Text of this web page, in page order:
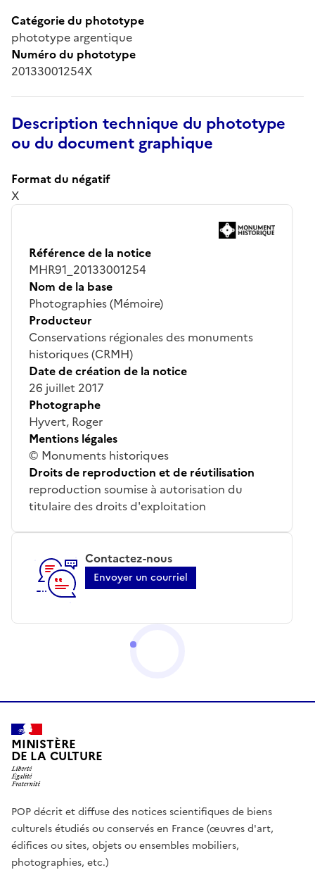
Catégorie du phototype
phototype argentique
Numéro du phototype
20133001254X
Description technique du phototype
ou du document graphique
Format du négatif
X
Référence de la notice
MHR91_20133001254
Nom de la base
Photographies (Mémoire)
Producteur
Conservations régionales des monuments
historiques (CRMH)
Date de création de la notice
26 juillet 2017
Photographe
Hyvert, Roger
Mentions légales
© Monuments historiques
Droits de reproduction et de réutilisation
reproduction soumise à autorisation du
titulaire des droits d'exploitation
Contactez-nous
Envoyer un courriel
MINISTÈRE
DE LA CULTURE
POP décrit et diffuse des notices scientifiques de biens
culturels étudiés ou conservés en France (œuvres d'art,
édifices ou sites, objets ou ensembles mobiliers,
photographies, etc.)